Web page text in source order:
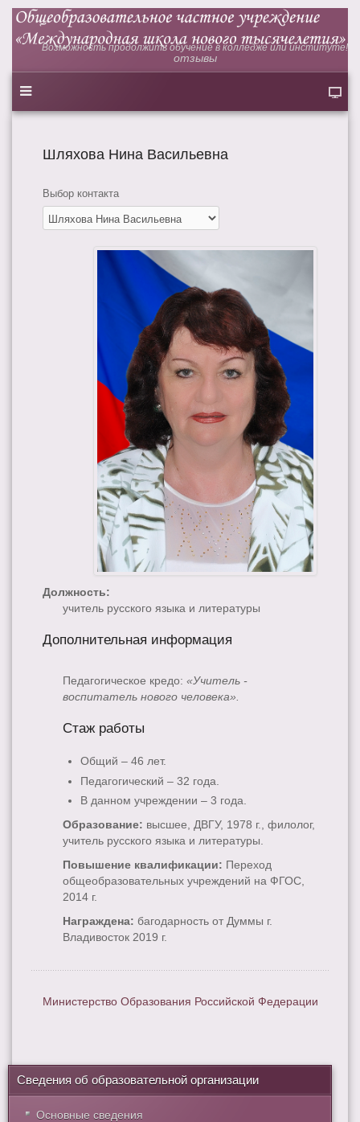
Возможность продолжить обучение в колледже или институте!
отзывы
Шляхова Нина Васильевна
Выбор контакта
Должность:
учитель русского языка и литературы
Дополнительная информация
Педагогическое кредо: «Учитель -
воспитатель нового человека».
Стаж работы
Общий – 46 лет.
Педагогический – 32 года.
В данном учреждении – 3 года.
Образование: высшее, ДВГУ, 1978 г., филолог,
учитель русского языка и литературы.
Повышение квалификации: Переход
общеобразовательных учреждений на ФГОС,
2014 г.
Награждена: багодарность от Думмы г.
Владивосток 2019 г.
Министерство Образования Российской Федерации
Сведения об образовательной организации
Основные сведения